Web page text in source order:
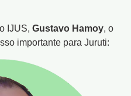
IJUS, Gustavo Hamoy, o
importante para Juruti: